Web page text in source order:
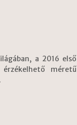
a 2016 első
méretű